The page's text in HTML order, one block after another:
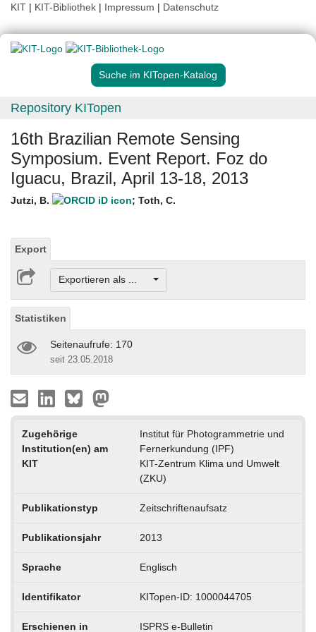
KIT | KIT-Bibliothek | Impressum | Datenschutz
Suche im KITopen-Katalog
Repository KITopen
16th Brazilian Remote Sensing
Symposium. Event Report. Foz do
Iguacu, Brazil, April 13-18, 2013
Jutzi, B. ; Toth, C.
Export
Exportieren als ...
Statistiken
Seitenaufrufe: 170
seit 23.05.2018
Zugehörige
Institution(en) am
KIT
Institut für Photogrammetrie und
Fernerkundung (IPF)
KIT-Zentrum Klima und Umwelt
(ZKU)
Publikationstyp Zeitschriftenaufsatz
Publikationsjahr 2013
Sprache Englisch
Identifikator KITopen-ID: 1000044705
Erschienen in ISPRS e-Bulletin